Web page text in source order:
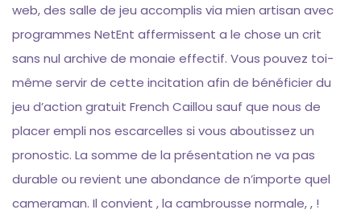
web, des salle de jeu accomplis via mien artisan avec
programmes NetEnt affermissent a le chose un crit
sans nul archive de monaie effectif. Vous pouvez toi-
même servir de cette incitation afin de bénéficier du
jeu d’action gratuit French Caillou sauf que nous de
placer empli nos escarcelles si vous aboutissez un
pronostic. La somme de la présentation ne va pas
durable ou revient une abondance de n’importe quel
cameraman. Il convient , la cambrousse normale, , !